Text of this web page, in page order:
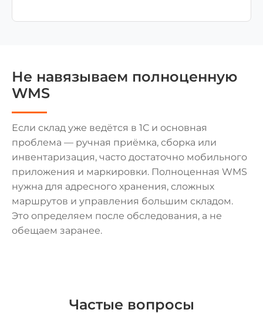
Не навязываем полноценную
WMS
Если склад уже ведётся в 1С и основная
проблема — ручная приёмка, сборка или
инвентаризация, часто достаточно мобильного
приложения и маркировки. Полноценная WMS
нужна для адресного хранения, сложных
маршрутов и управления большим складом.
Это определяем после обследования, а не
обещаем заранее.
Частые вопросы